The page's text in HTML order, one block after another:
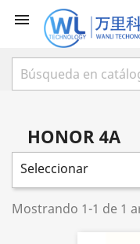

HONOR 4A
Seleccionar
Mostrando 1-1 de 1